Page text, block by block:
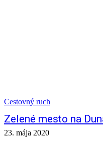
Cestovný ruch
Zelené mesto na
23. mája 2020